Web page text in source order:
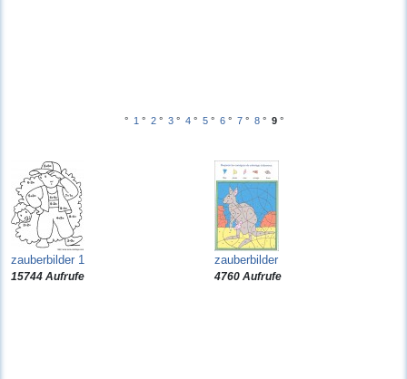
° 1 ° 2° 3° 4° 5° 6° 7° 8° 9 °
zauberbilder 1
15744 Aufrufe
zauberbilder
4760 Aufrufe